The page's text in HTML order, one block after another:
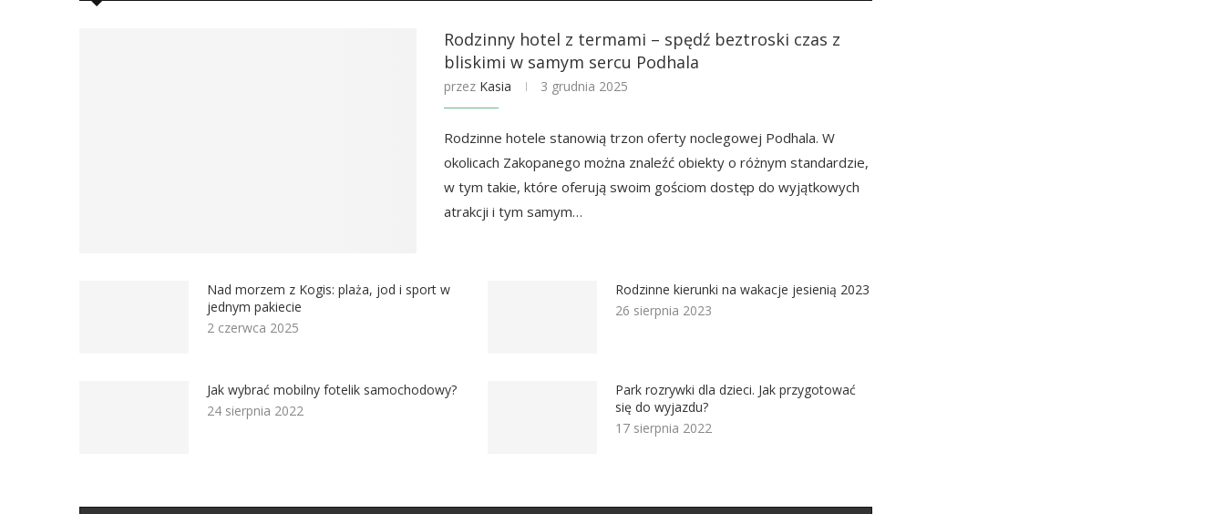
Rodzinny hotel z termami – spędź beztroski czas z
bliskimi w samym sercu Podhala
przez Kasia 3 grudnia 2025
Rodzinne hotele stanowią trzon oferty noclegowej Podhala. W
okolicach Zakopanego można znaleźć obiekty o różnym standardzie,
w tym takie, które oferują swoim gościom dostęp do wyjątkowych
atrakcji i tym samym…
Nad morzem z Kogis: plaża, jod i sport w
jednym pakiecie
2 czerwca 2025
Rodzinne kierunki na wakacje jesienią 2023
26 sierpnia 2023
Jak wybrać mobilny fotelik samochodowy?
24 sierpnia 2022
Park rozrywki dla dzieci. Jak przygotować
się do wyjazdu?
17 sierpnia 2022